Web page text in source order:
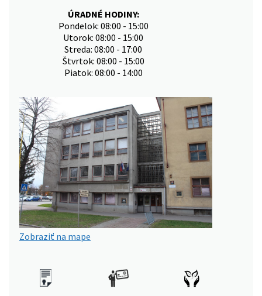
ÚRADNÉ HODINY:
Pondelok: 08:00 - 15:00
Utorok: 08:00 - 15:00
Streda: 08:00 - 17:00
Štvrtok: 08:00 - 15:00
Piatok: 08:00 - 14:00
Zobraziť na mape